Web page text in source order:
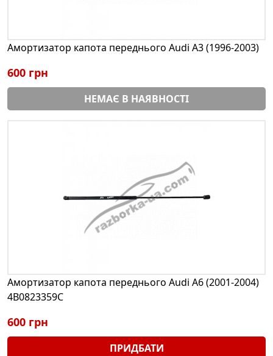
Амортизатор капота переднього Audi A3 (1996-2003)
600 грн
НЕМАЄ В НАЯВНОСТІ
Амортизатор капота переднього Audi A6 (2001-2004)
4B0823359C
600 грн
ПРИДБАТИ